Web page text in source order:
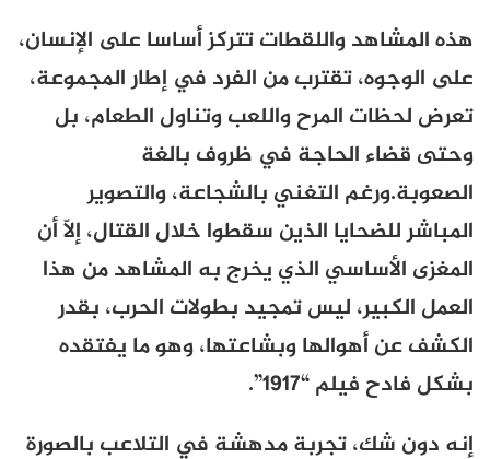
هذه المشاهد واللقطات تتركز أساسا على الإنسان،
على الوجوه، تقترب من الفرد في إطار المجموعة،
تعرض لحظات المرح واللعب وتناول الطعام، بل
وحتى قضاء الحاجة في ظروف بالغة
الصعوبة.ورغم التغني بالشجاعة، والتصوير
المباشر للضحايا الذين سقطوا خلال القتال، إلاّ أن
المغزى الأساسي الذي يخرج به المشاهد من هذا
العمل الكبير، ليس تمجيد بطولات الحرب، بقدر
الكشف عن أهوالها وبشاعتها، وهو ما يفتقده
بشكل فادح فيلم “1917”.
إنه دون شك، تجربة مدهشة في التلاعب بالصورة